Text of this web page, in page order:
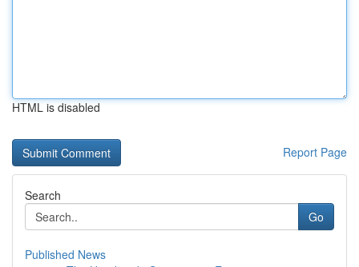
HTML is disabled
Report Page
Search
Go
Published News